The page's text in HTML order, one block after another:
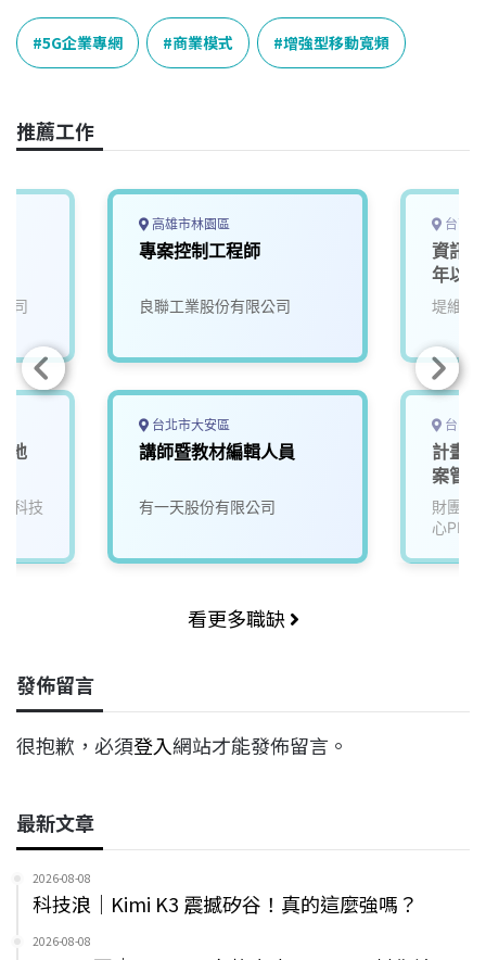
c
e
b
o
k
n
e
r
e
a
n
k
e
n
p
L
k
5G企業專網 商業模式 增強型移動寬頻
推薦工作
司
地
科技
高雄市林園區
專案控制工程師
良聯工業股份有限公司
台北市大安區
講師暨教材編輯人員
有一天股份有限公司
台南
資訊
年以
堤維西
台中
計畫
案管
財團法
心PMC
看更多職缺
發佈留言
很抱歉，必須登入網站才能發佈留言。
最新文章
2026-08-08
科技浪｜Kimi K3 震撼矽谷！真的這麼強嗎？
2026-08-08